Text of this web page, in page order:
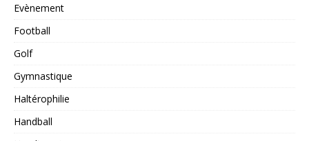
Evènement
Football
Golf
Gymnastique
Haltérophilie
Handball